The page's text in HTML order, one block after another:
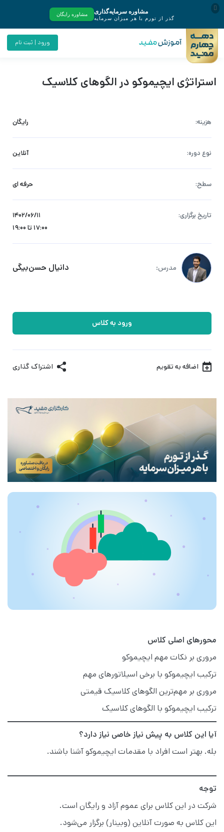
ورود | ثبت نام
استراتژی ایچیموکو در الگوهای کلاسیک
محورهای اصلی کلاس
مروری بر نکات مهم ایچیموکو
ترکیب ایچیموکو با برخی اسیلاتورهای مهم
مروری بر مهم‌ترین الگوهای کلاسیک قیمتی
ترکیب ایچیموکو با الگوهای کلاسیک
آیا این کلاس به پیش نیاز خاصی نیاز دارد؟
بله. بهتر است افراد با مقدمات ایچیموکو آشنا باشند.
توجه
شرکت در این کلاس برای عموم آزاد و رایگان است.
این کلاس به صورت آنلاین (وبینار) برگزار می‌شود.
هزینه: رایگان
نوع دوره: آنلاین
سطح: حرفه ای
تاریخ برگزاری:
۱۴۰۲/۰۶/۱۱
17:00 تا 19:00
مدرس: دانیال حسن‌بیگی
ورود به کلاس
اضافه به تقویم اشتراک گذاری